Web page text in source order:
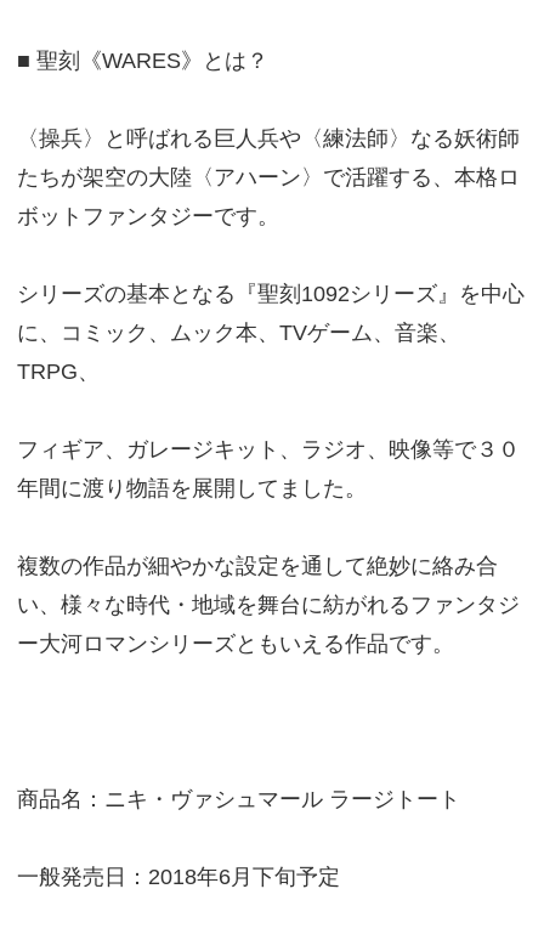
■ 聖刻《WARES》とは？
〈操兵〉と呼ばれる巨人兵や〈練法師〉なる妖術師
たちが架空の大陸〈アハーン〉で活躍する、本格ロ
ボットファンタジーです。
シリーズの基本となる『聖刻1092シリーズ』を中心
に、コミック、ムック本、TVゲーム、音楽、
TRPG、
フィギア、ガレージキット、ラジオ、映像等で３０
年間に渡り物語を展開してました。
複数の作品が細やかな設定を通して絶妙に絡み合
い、様々な時代・地域を舞台に紡がれるファンタジ
ー大河ロマンシリーズともいえる作品です。
商品名：ニキ・ヴァシュマール ラージトート
一般発売日：2018年6月下旬予定